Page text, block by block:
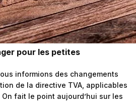
pour les petites
informions des changements
de la directive TVA, applicables
fait le point aujourd’hui sur les